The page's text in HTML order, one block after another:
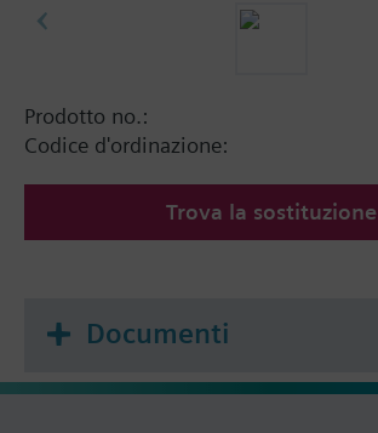
Prodotto no.:
Codice d'ordinazione:
Trova la sostituzione
Documenti